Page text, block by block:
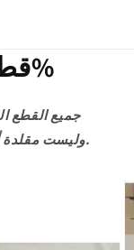
قطع غيار أصلية 100%
جميع القطع
وليست مقلدة أو ما بعد البيع إلا في الحالات المذكورة.